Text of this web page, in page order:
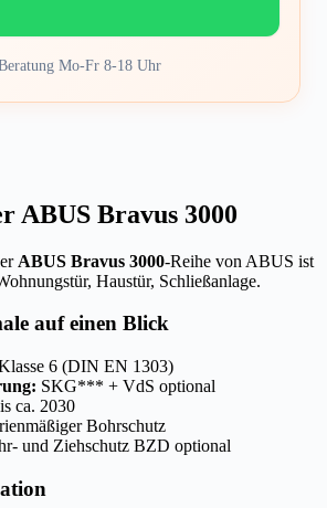
Mo-Fr 8-18 Uhr
ABUS Bravus 3000
ABUS Bravus 3000-Reihe von ABUS ist
Haustür, Schließanlage.
auf einen Blick
6 (DIN EN 1303)
SKG*** + VdS optional
ca. 2030
Bohrschutz
und Ziehschutz BZD optional